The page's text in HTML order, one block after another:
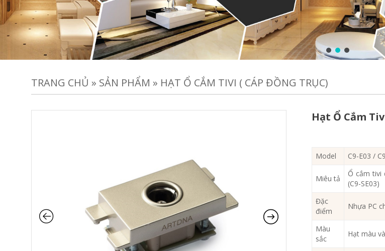
TRANG CHỦ » SẢN PHẨM » HẠT Ổ CẮM TIVI ( CÁP ĐỒNG TRỤC)
Hạt Ổ Cắm
Model C9-E03 /
Miêu tả
Ổ cắm tivi
(C9-SE03)
Đặc
điểm
Nhựa PC
Màu
sắc
Hạt màu